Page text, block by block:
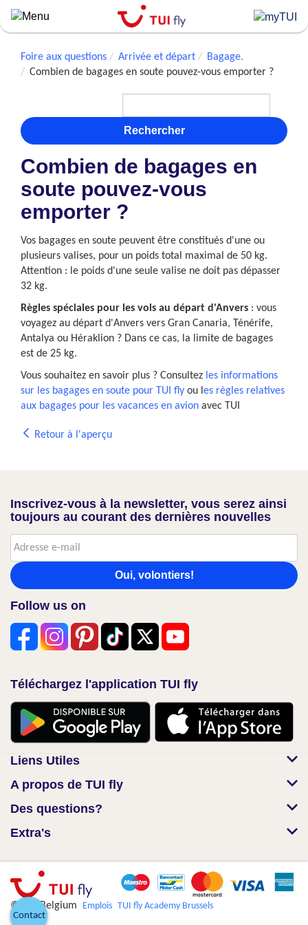
Skip
to
contentFoire aux questions Arrivée et départ
Bagage.
Combien de bagages en soute pouvez-vous emporter ?
Rechercher
Combien de bagages en
soute pouvez-vous
emporter ?
Vos bagages en soute peuvent être constitués d'une ou
plusieurs valises, pour un poids total maximal de 50 kg.
Attention : le poids d'une seule valise ne doit pas dépasser
32 kg.
Règles spéciales pour les vols au départ d'Anvers : vous
voyagez au départ d'Anvers vers Gran Canaria, Ténérife,
Antalya ou Héraklion ? Dans ce cas, la limite de bagages
est de 25 kg.
Vous souhaitez en savoir plus ? Consultez les informations
sur les bagages en soute pour TUI fly ou l es règles relatives
aux bagages pour les vacances en avion avec TUI
Retour à l'aperçu
Inscrivez-vous à la newsletter, vous serez ainsi
toujours au courant des dernières nouvelles
Oui, volontiers!
Follow us on
Téléchargez l'application TUI fly
Liens Utiles
A propos de TUI fly
Des questions?
Extra's
© TUI Belgium Emplois TUI fly Academy Brussels
Contact